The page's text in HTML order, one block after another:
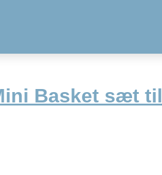
Basket sæt til